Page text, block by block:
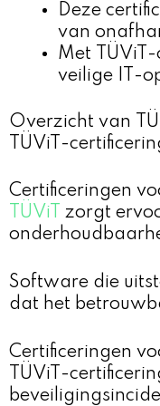
Deze
van
Met
veilige IT-
Overzicht van
TÜViT-
Certificeringen
TÜViT zorgt
Software die
dat het
Certificeringen
TÜViT-